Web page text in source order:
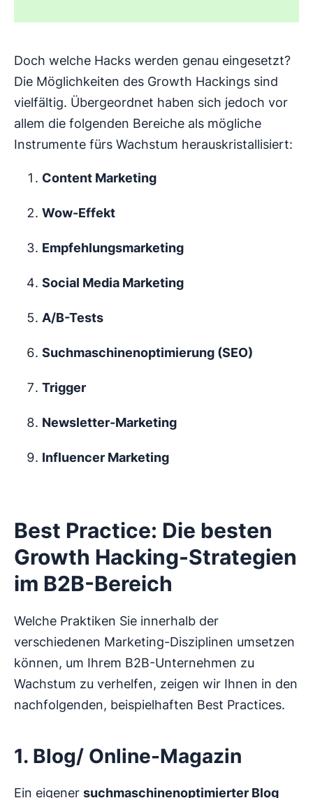
Doch welche Hacks werden genau eingesetzt?
Die Möglichkeiten des Growth Hackings sind
vielfältig. Übergeordnet haben sich jedoch vor
allem die folgenden Bereiche als mögliche
Instrumente fürs Wachstum herauskristallisiert:
Content Marketing
Wow-Effekt
Empfehlungsmarketing
Social Media Marketing
A/B-Tests
Suchmaschinenoptimierung (SEO)
Trigger
Newsletter-Marketing
Influencer Marketing
Best Practice: Die besten
Growth Hacking-Strategien
im B2B-Bereich
Welche Praktiken Sie innerhalb der
verschiedenen Marketing-Disziplinen umsetzen
können, um Ihrem B2B-Unternehmen zu
Wachstum zu verhelfen, zeigen wir Ihnen in den
nachfolgenden, beispielhaften Best Practices.
1. Blog/ Online-Magazin
Ein eigener suchmaschinenoptimierter Blog